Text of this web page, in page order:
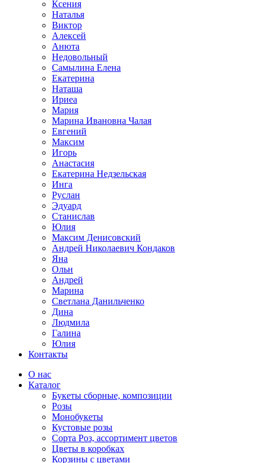
Ксения
Наталья
Виктор
Алексей
Анюта
Недовольный
Самылина Елена
Екатерина
Наташа
Ириеа
Мария
Марина Ивановна Чалая
Евгений
Максим
Игорь
Анастасия
Екатерина Недзельская
Инга
Руслан
Эдуард
Станислав
Юлия
Максим Денисовский
Андрей Николаевич Кондаков
Яна
Ольн
Андрей
Марина
Светлана Данильченко
Дина
Людмила
Галина
Юлия
Контакты
О нас
Каталог
Букеты сборные, композиции
Розы
Монобукеты
Кустовые розы
Сорта Роз, ассортимент цветов
Цветы в коробках
Корзины с цветами